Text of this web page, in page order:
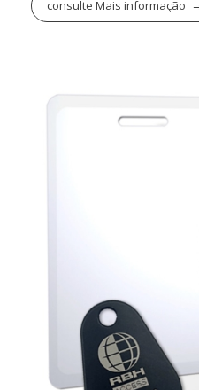
consulte Mais informação